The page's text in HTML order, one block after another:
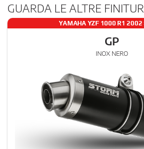
GUARDA LE ALTRE
YAMAHA YZF 1000 R1 2002
GP
INOX NERO